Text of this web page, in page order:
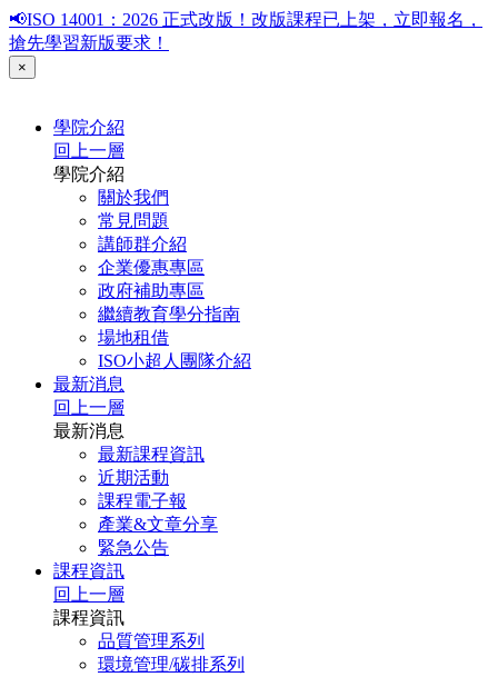
📢ISO 14001：2026 正式改版！改版課程已上架，立即報名，
搶先學習新版要求！
×
學院介紹
回上一層
學院介紹
關於我們
常見問題
講師群介紹
企業優惠專區
政府補助專區
繼續教育學分指南
場地租借
ISO小超人團隊介紹
最新消息
回上一層
最新消息
最新課程資訊
近期活動
課程電子報
產業&文章分享
緊急公告
課程資訊
回上一層
課程資訊
品質管理系列
環境管理/碳排系列